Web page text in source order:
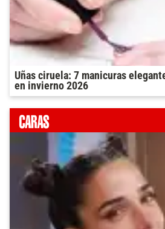
Uñas ciruela: 7 manicuras
en invierno 2026